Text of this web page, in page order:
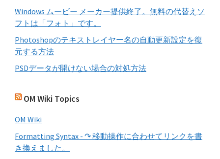
Windows ムービー メーカー提供終了。無料の代替えソ
フトは「フォト」です。
Photoshopのテキストレイヤー名の自動更新設定を復
元する方法
PSDデータが開けない場合の対処方法
OM Wiki Topics
OM Wiki
Formatting Syntax - ↷ 移動操作に合わせてリンクを書
き換えました。